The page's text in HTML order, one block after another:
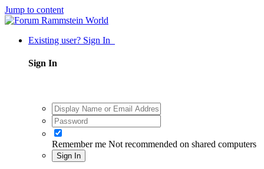
Jump to content
Existing user? Sign In
Sign In
Remember me Not recommended on shared computers
Sign In